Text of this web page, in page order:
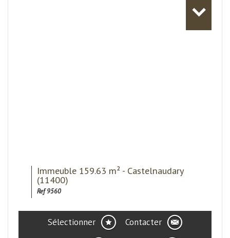
Immeuble 159.63 m² - Castelnaudary
(11400)
Ref 9560
Sélectionner
Contacter